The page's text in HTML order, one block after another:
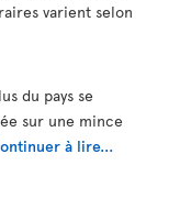
varient selon
du pays se
sur une mince
à lire...